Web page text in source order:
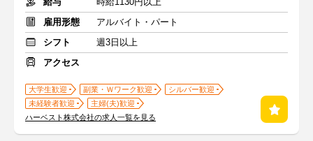
雇用形態
アルバイト・パート
シフト
週3日以上
アクセス
大学生歓迎 副業・Ｗワーク歓迎
シルバー歓迎
未経験者歓迎
主婦(夫)歓迎
ハーベスト株式会社の求人一覧を見る